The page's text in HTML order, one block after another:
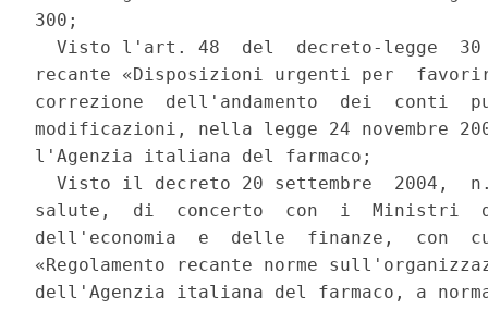
300;
Visto l'art. 48  del  decreto-legge
recante «Disposizioni urgenti per
correzione  dell'andamento  dei  conti
modificazioni, nella legge 24 novembre
l'Agenzia italiana del farmaco;
Visto il decreto 20 settembre  2004,
salute,  di  concerto  con  i  Ministri
dell'economia  e  delle  finanze,  con
«Regolamento recante norme
dell'Agenzia italiana del farmaco, a